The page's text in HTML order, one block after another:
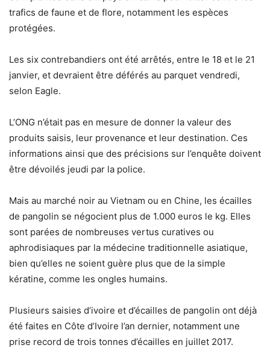
trafics de faune et de flore, notamment les espèces
protégées.
Les six contrebandiers ont été arrêtés, entre le 18 et le 21
janvier, et devraient être déférés au parquet vendredi,
selon Eagle.
L’ONG n’était pas en mesure de donner la valeur des
produits saisis, leur provenance et leur destination. Ces
informations ainsi que des précisions sur l’enquête doivent
être dévoilés jeudi par la police.
Mais au marché noir au Vietnam ou en Chine, les écailles
de pangolin se négocient plus de 1.000 euros le kg. Elles
sont parées de nombreuses vertus curatives ou
aphrodisiaques par la médecine traditionnelle asiatique,
bien qu’elles ne soient guère plus que de la simple
kératine, comme les ongles humains.
Plusieurs saisies d’ivoire et d’écailles de pangolin ont déjà
été faites en Côte d’Ivoire l’an dernier, notamment une
prise record de trois tonnes d’écailles en juillet 2017.